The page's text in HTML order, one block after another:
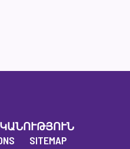
SITEMAP